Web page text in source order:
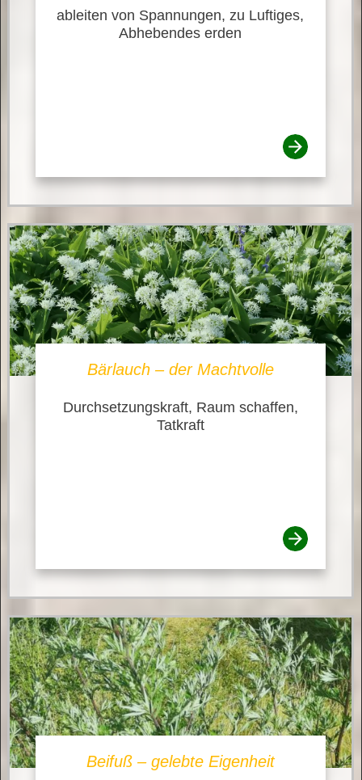
ableiten von Spannungen, zu Luftiges,
Abhebendes erden
Bärlauch – der Machtvolle
Durchsetzungskraft, Raum schaffen,
Tatkraft
Beifuß – gelebte Eigenheit